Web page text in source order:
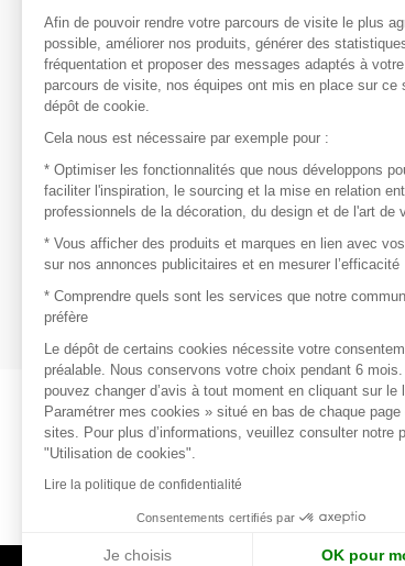
Afin de profiter au mieux de l'expérience
avec vos marques préférées, créez-vous un
Découvrir
Les produits de milliers de
S'inspirer
Inspiration et sélections de
Contacter
Afin de pouvoir rendre votre parcours de visite le plus
possible, améliorer nos produits, générer des
fréquentation et proposer des messages adaptés à
parcours de visite, nos équipes ont mis en place sur ce
dépôt de cookie.
Cela nous est nécessaire par exemple pour :
* Optimiser les fonctionnalités que nous développons
faciliter l'inspiration, le sourcing et la mise en relation
professionnels de la décoration, du design et de l'art de
* Vous afficher des produits et marques en lien avec
sur nos annonces publicitaires et en mesurer l’efficacité
* Comprendre quels sont les services que notre
préfère
Le dépôt de certains cookies nécessite votre
préalable. Nous conservons votre choix pendant 6 mois.
pouvez changer d’avis à tout moment en cliquant sur le
Paramétrer mes cookies » situé en bas de chaque page
sites. Pour plus d’informations, veuillez consulter notre
"Utilisation de cookies".
Lire la politique de confidentialité
Consentements certifiés par
Je choisis OK pour